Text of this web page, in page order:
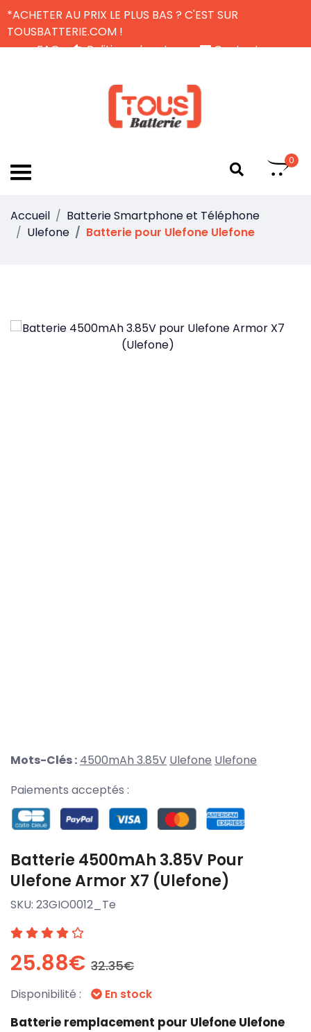
*ACHETER AU PRIX LE PLUS BAS ? C'EST SUR
TOUSBATTERIE.COM !
FAQ
Politique de retour
Contactez-nous
0
Accueil
Batterie Smartphone et Téléphone
Ulefone
Batterie pour Ulefone Ulefone
Mots-Clés : 4500mAh 3.85V Ulefone Ulefone
Paiements acceptés :
Batterie 4500mAh 3.85V Pour
Ulefone Armor X7 (Ulefone)
SKU: 23GIO0012_Te
25.88€ 32.35€
Disponibilité : En stock
Batterie remplacement pour Ulefone Ulefone